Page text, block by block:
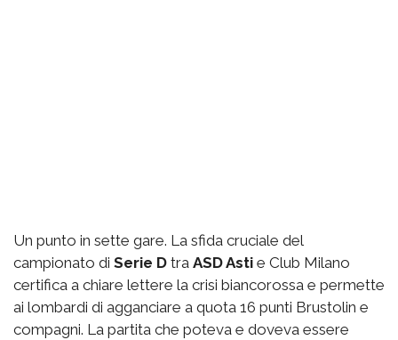
Un punto in sette gare. La sfida cruciale del
campionato di Serie D tra ASD Asti e Club Milano
certifica a chiare lettere la crisi biancorossa e permette
ai lombardi di agganciare a quota 16 punti Brustolin e
compagni. La partita che poteva e doveva essere